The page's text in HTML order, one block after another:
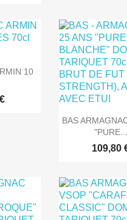
10
 Aperçu
BAS
"PURE...
109,80